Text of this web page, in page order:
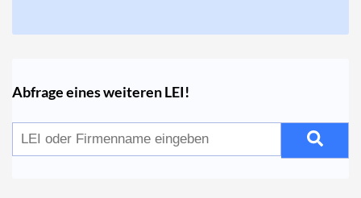
Abfrage eines weiteren LEI!